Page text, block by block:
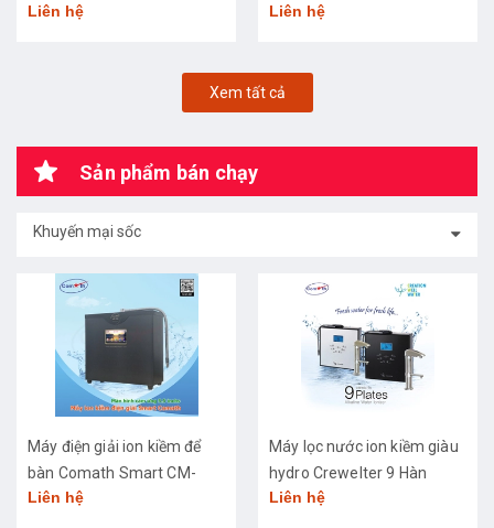
Liên hệ
Liên hệ
Xem tất cả
Sản phẩm bán chạy
Khuyến mại sốc
Máy điện giải ion kiềm để
bàn Comath Smart CM-
3668
Liên hệ
Máy lọc nước ion kiềm giàu
hydro Crewelter 9 Hàn
Quốc
Liên hệ